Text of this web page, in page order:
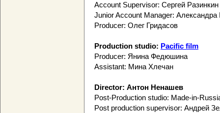
Account Supervisor: Сергей Разинкин
Junior Account Manager: Александра
Producer: Олег Гридасов
Production studio: Pacific film
Producer: Янина Федюшина
Assistant: Мина Хлечан
Director: Антон Ненашев
Post-Production studio: Made-in-
Post production supervisor: Андрей